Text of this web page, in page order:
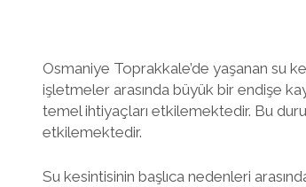
Osmaniye Toprakkale’de yaşanan su
işletmeler arasında büyük bir endişe
temel ihtiyaçları etkilemektedir. Bu
etkilemektedir.
Su kesintisinin başlıca nedenleri